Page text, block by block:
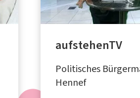
aufstehenTV
Politisches
Hennef